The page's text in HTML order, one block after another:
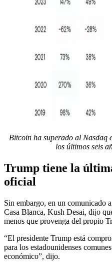
Bitcoin ha superado al Nasdaq
los últimos seis
Trump tiene la
oficial
Sin embargo, en un comunicado
Casa Blanca, Kush Desai, dijo
menos que provenga del propio
“El presidente Trump está
para los estadounidenses
económico”, dijo.